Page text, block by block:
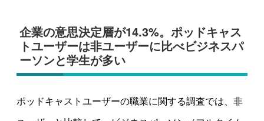
企業の意思決定層が14.3%。ポッドキャス
トユーザーは非ユーザーに比べビジネスパ
ーソンと学生が多い
ポッドキャストユーザーの職業に関する調査では、非